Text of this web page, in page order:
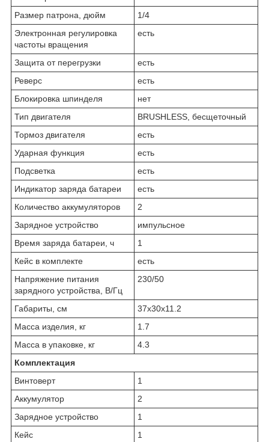
Размер патрона, дюйм
1/4
Электронная регулировка
частоты вращения
есть
Защита от перегрузки
есть
Реверс
есть
Блокировка шпинделя
нет
Тип двигателя
BRUSHLESS, бес­ще­точ­ный
Тормоз двигателя
есть
Ударная функция
есть
Подсветка
есть
Индикатор заряда батареи
есть
Количество аккумуляторов
2
Зарядное устройство
им­пульс­ное
Время заряда батареи, ч
1
Кейс в комплекте
есть
Напряжение питания
зарядного устройства, В/Гц
230/50
Габариты, см
37x30x11.2
Масса изделия, кг
1.7
Масса в упаковке, кг
4.3
Комплектация
Винтоверт
1
Аккумулятор
2
Зарядное устройство
1
Кейс
1